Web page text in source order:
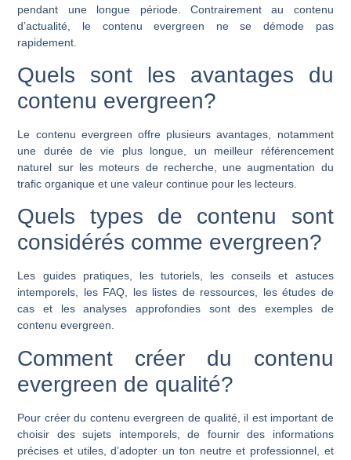
pendant une longue période. Contrairement au contenu
d’actualité, le contenu evergreen ne se démode pas
rapidement.
Quels sont les avantages du
contenu evergreen?
Le contenu evergreen offre plusieurs avantages, notamment
une durée de vie plus longue, un meilleur référencement
naturel sur les moteurs de recherche, une augmentation du
trafic organique et une valeur continue pour les lecteurs.
Quels types de contenu sont
considérés comme evergreen?
Les guides pratiques, les tutoriels, les conseils et astuces
intemporels, les FAQ, les listes de ressources, les études de
cas et les analyses approfondies sont des exemples de
contenu evergreen.
Comment créer du contenu
evergreen de qualité?
Pour créer du contenu evergreen de qualité, il est important de
choisir des sujets intemporels, de fournir des informations
précises et utiles, d’adopter un ton neutre et professionnel, et